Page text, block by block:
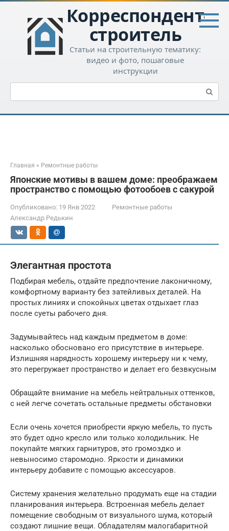
Перейти
контенту
Корреспондент-
строитель
Статьи на строительную тематику:
видео и фото, пошаговые
инструкции
Поиск:
Главная » Ремонтные работы
Японские мотивы в вашем доме: преображаем
пространство с помощью фотообоев с сакурой
Опубликовано: 19 Янв 2022
Ремонтные работы
Александр Редькин
Элегантная простота
Подбирая мебель, отдайте предпочтение лаконичному,
комфортному варианту без затейливых деталей. На
простых линиях и спокойных цветах отдыхает глаз
после суеты рабочего дня.
Задумывайтесь над каждым предметом в доме:
насколько обосновано его присутствие в интерьере.
Излишняя нарядность хорошему интерьеру ни к чему,
это перегружает пространство и делает его безвкусным
Обращайте внимание на мебель нейтральных оттенков,
с ней легче сочетать остальные предметы обстановки
Если очень хочется приобрести яркую мебель, то пусть
это будет одно кресло или только холодильник. Не
покупайте мягких гарнитуров, это громоздко и
невыносимо старомодно. Яркости и динамики
интерьеру добавите с помощью аксессуаров.
Систему хранения желательно продумать еще на стадии
планирования интерьера. Встроенная мебель делает
помещение свободным от визуального шума, который
создают лишние вещи. Обладателям малогабаритной